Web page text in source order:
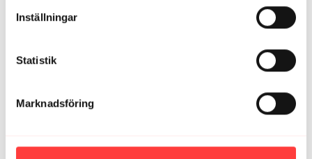
Inställningar
Statistik
Marknadsföring
14:35